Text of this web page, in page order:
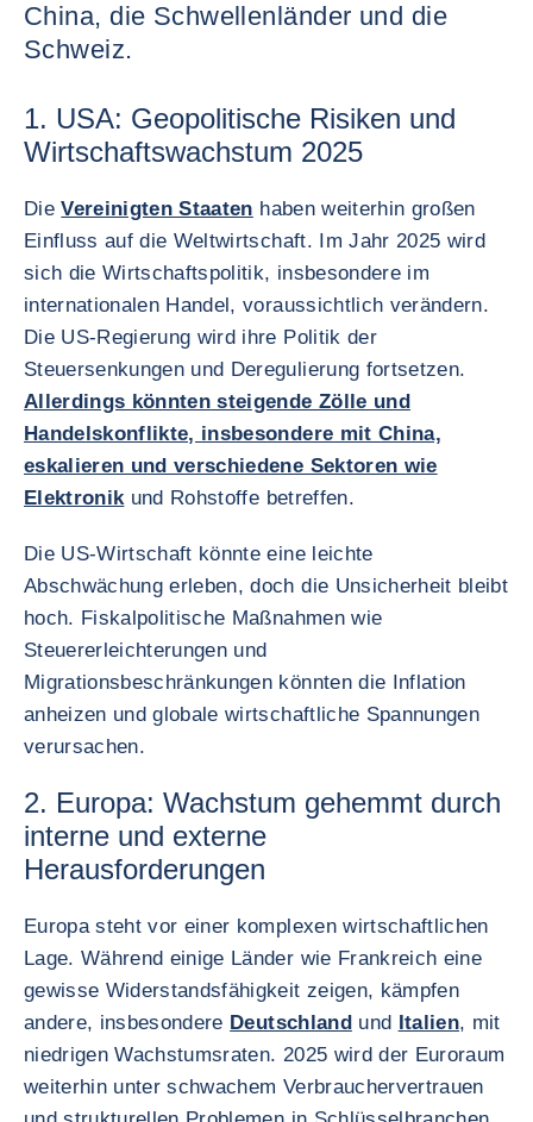
China, die Schwellenländer und die
Schweiz.
1. USA: Geopolitische Risiken und
Wirtschaftswachstum 2025
DieVereinigten Staaten haben weiterhin großen
Einfluss auf die Weltwirtschaft. Im Jahr 2025 wird
sich die Wirtschaftspolitik, insbesondere im
internationalen Handel, voraussichtlich verändern.
Die US-Regierung wird ihre Politik der
Steuersenkungen und Deregulierung fortsetzen.
Allerdings könnten steigende Zölle und
Handelskonflikte, insbesondere mit China,
eskalieren und verschiedene Sektoren wie
Elektronikund Rohstoffe betreffen.
Die US-Wirtschaft könnte eine leichte
Abschwächung erleben, doch die Unsicherheit bleibt
hoch. Fiskalpolitische Maßnahmen wie
Steuererleichterungen und
Migrationsbeschränkungen könnten die Inflation
anheizen und globale wirtschaftliche Spannungen
verursachen.
2. Europa: Wachstum gehemmt durch
interne und externe
Herausforderungen
Europa steht vor einer komplexen wirtschaftlichen
Lage. Während einige Länder wie Frankreich eine
gewisse Widerstandsfähigkeit zeigen, kämpfen
andere, insbesondere Deutschlandund Italien, mit
niedrigen Wachstumsraten. 2025 wird der Euroraum
weiterhin unter schwachem Verbrauchervertrauen